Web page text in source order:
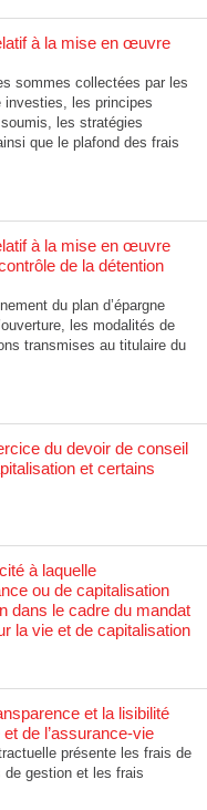
à la mise en œuvre
sommes collectées par les
investies, les principes
les stratégies
que le plafond des frais
à la mise en œuvre
de la détention
du plan d’épargne
les modalités de
transmises au titulaire du
du devoir de conseil
et certains
à laquelle
ou de capitalisation
dans le cadre du mandat
la vie et de capitalisation
et la lisibilité
de l’assurance-vie
présente les frais de
gestion et les frais